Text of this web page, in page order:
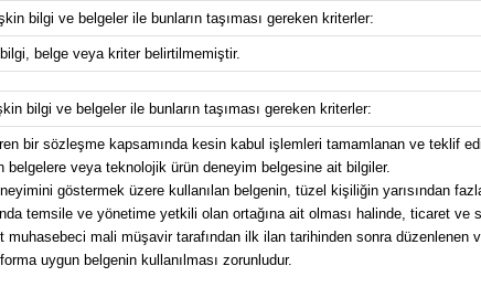
bilgi ve belgeler ile bunların taşıması gereken kriterler:
belge veya kriter belirtilmemiştir.
bilgi ve belgeler ile bunların taşıması gereken kriterler:
bir sözleşme kapsamında kesin kabul işlemleri tamamlanan ve teklif
veya teknolojik ürün deneyim belgesine ait bilgiler.
göstermek üzere kullanılan belgenin, tüzel kişiliğin yarısından
temsile ve yönetime yetkili olan ortağına ait olması halinde, ticaret
mali müşavir tarafından ilk ilan tarihinden sonra düzenlenen
uygun belgenin kullanılması zorunludur.